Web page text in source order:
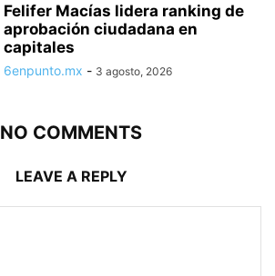
Felifer Macías lidera ranking de
aprobación ciudadana en
capitales
6enpunto.mx - 3 agosto, 2026
NO COMMENTS
LEAVE A REPLY